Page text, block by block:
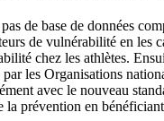
de base de données
de vulnérabilité en
chez les athlètes.
les Organisations
avec le nouveau
prévention en